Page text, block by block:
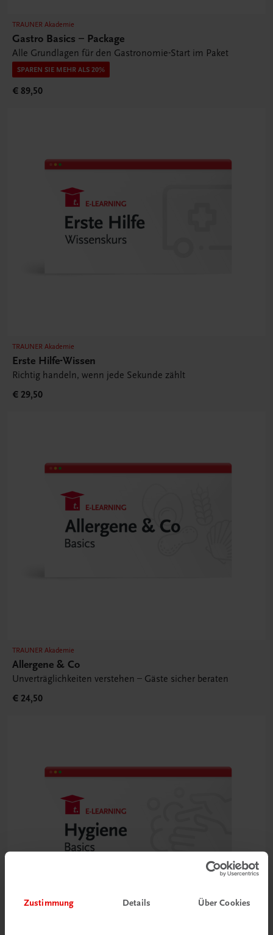
Zustimmung Details Über Cookies
TRAUNER Akademie
Gastro Basics – Package
Alle Grundlagen für den Gastronomie-Start im Paket
SPAREN SIE MEHR ALS 20%
€ 89,50
TRAUNER Akademie
Erste Hilfe-Wissen
Richtig handeln, wenn jede Sekunde zählt
€ 29,50
TRAUNER Akademie
Allergene & Co
Unverträglichkeiten verstehen – Gäste sicher beraten
€ 24,50